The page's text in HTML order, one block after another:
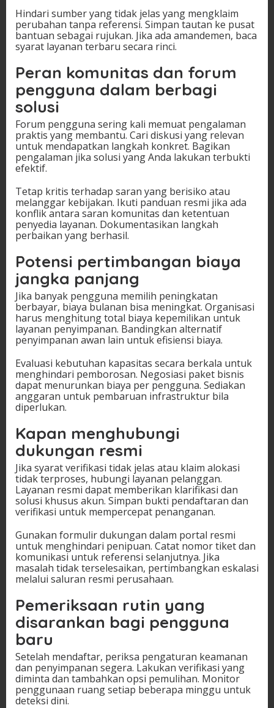
Hindari sumber yang tidak jelas yang mengklaim
perubahan tanpa referensi. Simpan tautan ke pusat
bantuan sebagai rujukan. Jika ada amandemen, baca
syarat layanan terbaru secara rinci.
Peran komunitas dan forum
pengguna dalam berbagi
solusi
Forum pengguna sering kali memuat pengalaman
praktis yang membantu. Cari diskusi yang relevan
untuk mendapatkan langkah konkret. Bagikan
pengalaman jika solusi yang Anda lakukan terbukti
efektif.
Tetap kritis terhadap saran yang berisiko atau
melanggar kebijakan. Ikuti panduan resmi jika ada
konflik antara saran komunitas dan ketentuan
penyedia layanan. Dokumentasikan langkah
perbaikan yang berhasil.
Potensi pertimbangan biaya
jangka panjang
Jika banyak pengguna memilih peningkatan
berbayar, biaya bulanan bisa meningkat. Organisasi
harus menghitung total biaya kepemilikan untuk
layanan penyimpanan. Bandingkan alternatif
penyimpanan awan lain untuk efisiensi biaya.
Evaluasi kebutuhan kapasitas secara berkala untuk
menghindari pemborosan. Negosiasi paket bisnis
dapat menurunkan biaya per pengguna. Sediakan
anggaran untuk pembaruan infrastruktur bila
diperlukan.
Kapan menghubungi
dukungan resmi
Jika syarat verifikasi tidak jelas atau klaim alokasi
tidak terproses, hubungi layanan pelanggan.
Layanan resmi dapat memberikan klarifikasi dan
solusi khusus akun. Simpan bukti pendaftaran dan
verifikasi untuk mempercepat penanganan.
Gunakan formulir dukungan dalam portal resmi
untuk menghindari penipuan. Catat nomor tiket dan
komunikasi untuk referensi selanjutnya. Jika
masalah tidak terselesaikan, pertimbangkan eskalasi
melalui saluran resmi perusahaan.
Pemeriksaan rutin yang
disarankan bagi pengguna
baru
Setelah mendaftar, periksa pengaturan keamanan
dan penyimpanan segera. Lakukan verifikasi yang
diminta dan tambahkan opsi pemulihan. Monitor
penggunaan ruang setiap beberapa minggu untuk
deteksi dini.